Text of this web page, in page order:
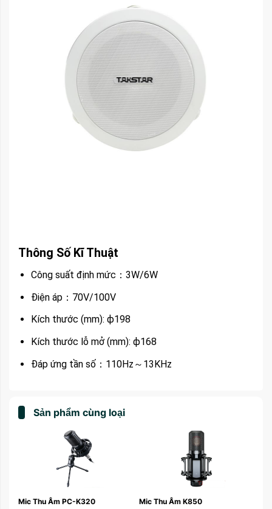
Thông Số Kĩ Thuật
Công suất định mức：3W/6W
Điện áp：70V/100V
Kích thước (mm): ф198
Kích thước lỗ mở (mm): ф168
Đáp ứng tần số：110Hz～13KHz
Sản phẩm cùng loại
Mic Thu Âm PC-K320 Mic Thu Âm K850